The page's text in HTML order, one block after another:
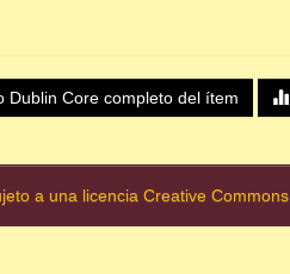
Dublin Core completo del ítem
a una licencia Creative Commons